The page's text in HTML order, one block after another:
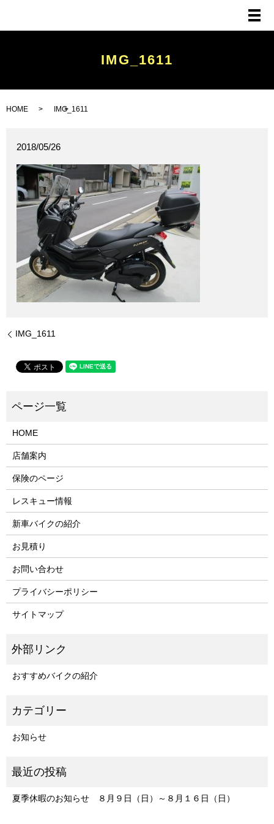
メ
IMG_1611
HOME IMG_1611
2018/05/26
IMG_1611
HOME
店舗案内
保険のページ
レスキュー情報
新車バイクの紹介
お見積り
お問い合わせ
プライバシーポリシー
サイトマップ
おすすめバイクの紹介
お知らせ
夏季休暇のお知らせ ８月９日（日）～８月１６日（日）